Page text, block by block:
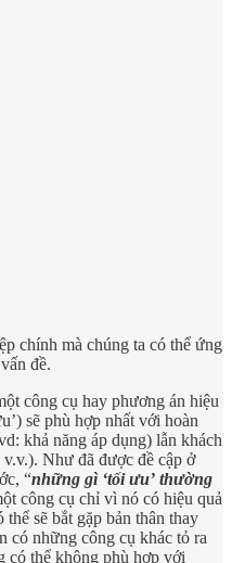
chính mà chúng ta có thể ứng
đề.
công cụ hay phương án hiệu
sẽ phù hợp nhất với hoàn
khả năng áp dụng) lẫn khách
Như đã được đề cập ở
“những gì ‘tối ưu’ thường
công cụ chỉ vì nó có hiệu quả
sẽ bắt gặp bản thân thay
có những công cụ khác tỏ ra
có thể không phù hợp với